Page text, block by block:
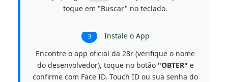
toque em "Buscar" no teclado.
3
Instale o App
Encontre o app oficial da 28r (verifique o nome
do desenvolvedor), toque no botão "OBTER" e
confirme com Face ID, Touch ID ou sua senha do